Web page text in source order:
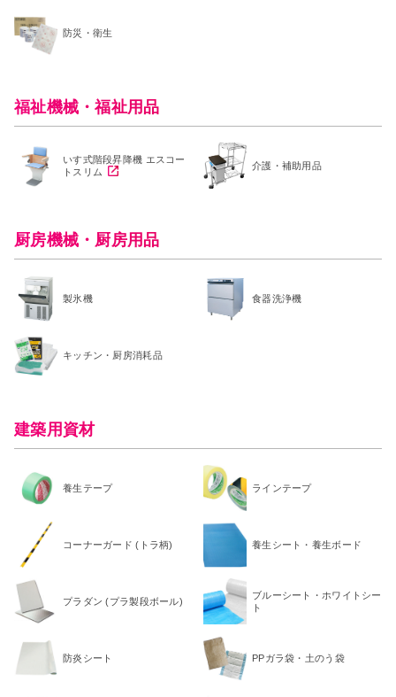
防災・衛生
福祉機械・福祉用品
いす式階段昇降機 エスコー
トスリム
介護・補助用品
厨房機械・厨房用品
製氷機 食器洗浄機
キッチン・厨房消耗品
建築用資材
養生テープ ラインテープ
コーナーガード (トラ柄) 養生シート・養生ボード
プラダン (プラ製段ボール)
ブルーシート・ホワイトシー
ト
防炎シート PPガラ袋・土のう袋